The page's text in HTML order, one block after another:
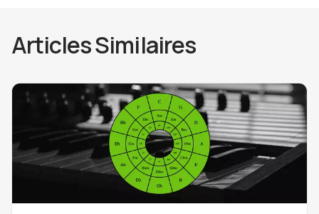
Articles Similaires